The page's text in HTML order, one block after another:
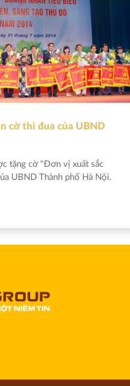
cờ thi đua của UBND
tặng cờ "Đơn vị xuất sắc
UBND Thành phố Hà Nội.